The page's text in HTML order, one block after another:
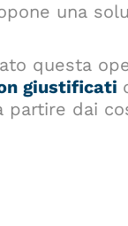
una
questa
giustificati
partire dai